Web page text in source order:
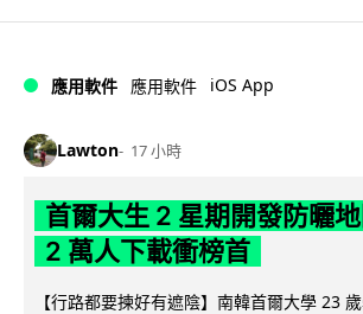
應用軟件 應用軟件 iOS App
Lawton 17 小時
首爾大生 2 星期開發防曬
2 萬人下載衝榜首
【行路都要揀好有遮陰】南韓首爾大學 23